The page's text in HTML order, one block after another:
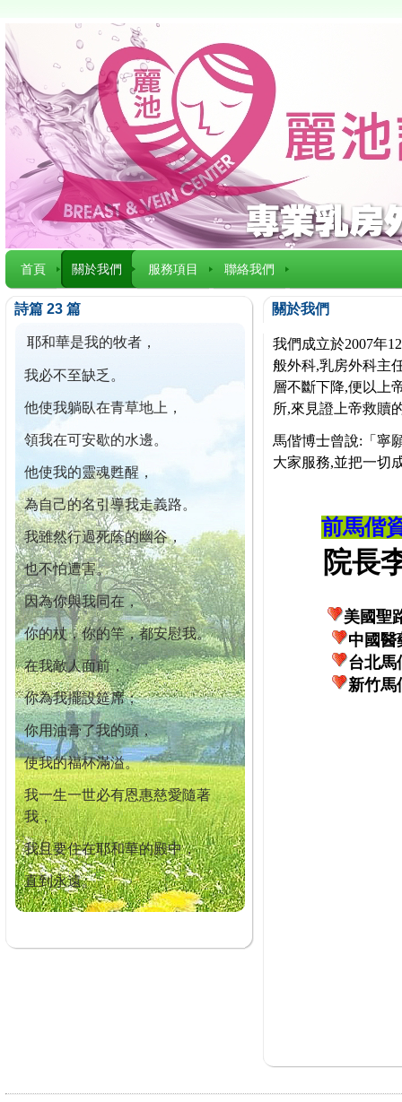
首頁 關於我們 服務項目 聯絡我們
詩篇 23 篇
耶和華是我的牧者，
我必不至缺乏。
他使我躺臥在青草地上，
領我在可安歇的水邊。
他使我的靈魂甦醒，
為自己的名引導我走義路。
我雖然行過死蔭的幽谷，
也不怕遭害。
因為你與我同在，
你的杖，你的竿，都安慰我。
在我敵人面前，
你為我擺設筵席；
你用油膏了我的頭，
使我的福杯滿溢。
我一生一世必有恩惠慈愛隨著
我，
我且要住在耶和華的殿中，
直到永遠。
關於我們
我們成立於2007年
般外科,乳房外科主
層不斷下降,便以上
所,來見證上帝救贖
馬偕博士曾說:「寧
大家服務,並把一切
前馬偕
院長李
美國聖
中國醫
台北馬
新竹馬